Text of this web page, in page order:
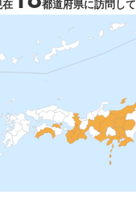
都道府県に訪問し